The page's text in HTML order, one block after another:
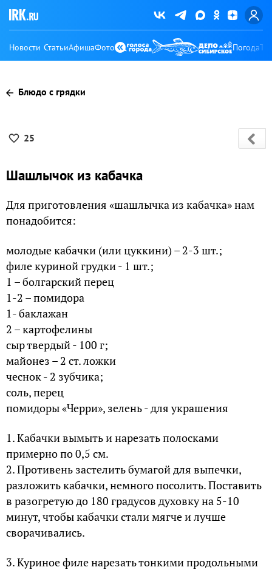
Новости СтатьиАфишаФото Погода
Блюдо с грядки
25
Шашлычок из кабачка
Для приготовления «шашлычка из кабачка» нам
понадобится:
молодые кабачки (или цуккини) – 2-3 шт.;
филе куриной грудки - 1 шт.;
1 – болгарский перец
1-2 – помидора
1- баклажан
2 – картофелины
сыр твердый - 100 г;
майонез – 2 ст. ложки
чеснок - 2 зубчика;
соль, перец
помидоры «Черри», зелень - для украшения
1. Кабачки вымыть и нарезать полосками
примерно по 0,5 см.
2. Противень застелить бумагой для выпечки,
разложить кабачки, немного посолить. Поставить
в разогретую до 180 градусов духовку на 5-10
минут, чтобы кабачки стали мягче и лучше
сворачивались.
3. Куриное филе нарезать тонкими продольными